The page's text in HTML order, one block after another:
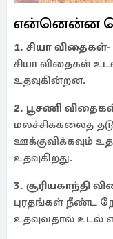
என்னென்ன
1. சியா விதைகள்-
சியா விதைகள்
உதவுகின்றன.
2. பூசணி
மலச்சிக்கலைத்
ஊக்குவிக்கவும்
உதவுகிறது.
3. சூரியகாந்தி
புரதங்கள் நீண்ட
உதவுவதால் உடல்